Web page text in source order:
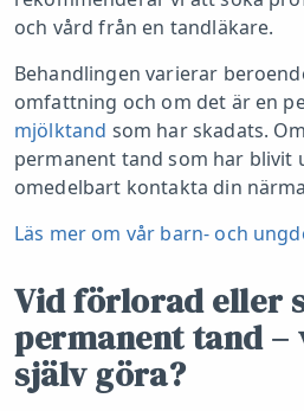
och vård från en tandläkare.
Behandlingen varierar
omfattning och om det är en
mjölktand som har skadats.
permanent tand som har blivit
omedelbart kontakta din
Läs mer om vår barn- och
Vid förlorad eller
permanent tand –
själv göra?